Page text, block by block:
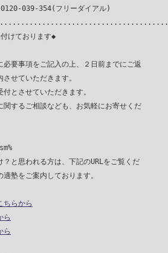
039-354(フリーダイアル)
けております◆
要事項をご記入の上、２日前までにご返
せていただきます。
とさせていただきます。
するご相談なども、お気軽にお寄せくだ
？と思われる方は、下記のURLをご覧くだ
塾をご案内しております。
ちらから
ら
ら